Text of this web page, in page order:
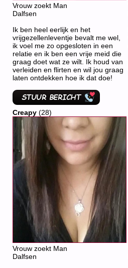
Vrouw zoekt Man
Dalfsen
Ik ben heel eerlijk en het
vrijgezellenleventje bevalt me wel,
ik voel me zo opgesloten in een
relatie en ik ben een vrije meid die
graag doet wat ze wilt. Ik houd van
verleiden en flirten en wil jou graag
laten ontdekken hoe ik dat doe!
Creapy (28)
Vrouw zoekt Man
Dalfsen